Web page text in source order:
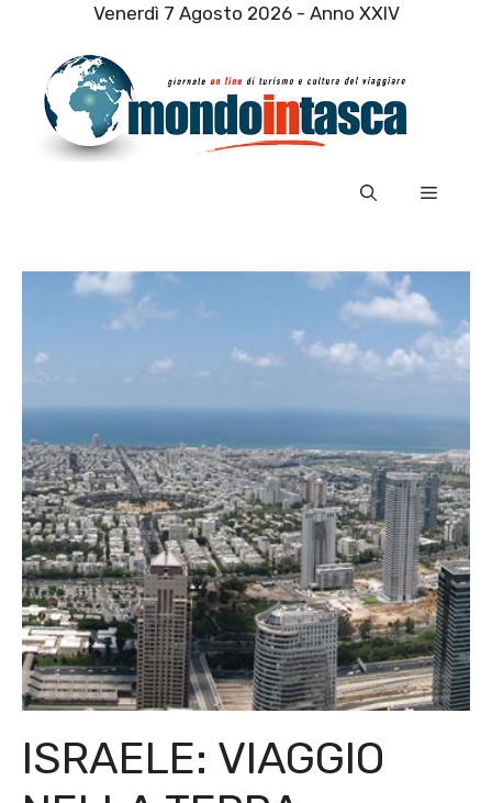
contenuto
Venerdì 7 Agosto 2026 - Anno XXIV
Menu
ISRAELE: VIAGGIO